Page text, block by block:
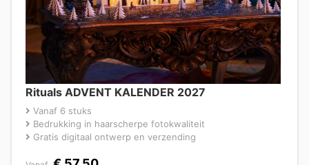
Rituals ADVENT KALENDER 2027
Vanaf 6 stuks
Bedrukking in haarscherpe fotokwaliteit
Gratis digitaal ontwerp en verzending